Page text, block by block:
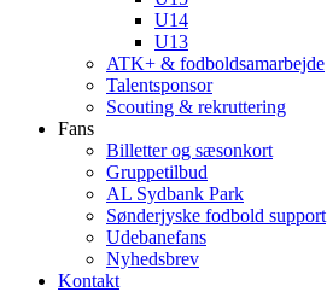
U14
U13
ATK+ & fodboldsamarbejde
Talentsponsor
Scouting & rekruttering
Fans
Billetter og sæsonkort
Gruppetilbud
AL Sydbank Park
Sønderjyske fodbold support
Udebanefans
Nyhedsbrev
Kontakt